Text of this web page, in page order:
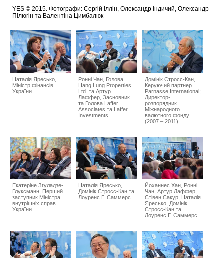
YES © 2015. Фотографи: Сергій Іллін, Олександр Індичий, Олександр
Пілюгін та Валентіна Цимбалюк
Наталія Яресько,
Міністр фінансів
України
Ронні Чан, Голова
Hang Lung Properties
Ltd. та Артур
Лаффер, Засновник
та Голова Laffer
Associates та Laffer
Investments
Домінік Стросс-Кан,
Керуючий партнер
Parnasse International;
Директор-
розпорядник
Міжнародного
валютного фонду
(2007 – 2011)
Екатеріне Згуладзе-
Глуксманн, Перший
заступник Міністра
внутрішніх справ
України
Наталія Яресько,
Домінік Стросс-Кан та
Лоуренс Г. Саммерс
Йоханнес Хан, Ронні
Чан, Артур Лаффер,
Стівен Сакур, Наталія
Яресько, Домінік
Стросс-Кан та
Лоуренс Г. Саммерс